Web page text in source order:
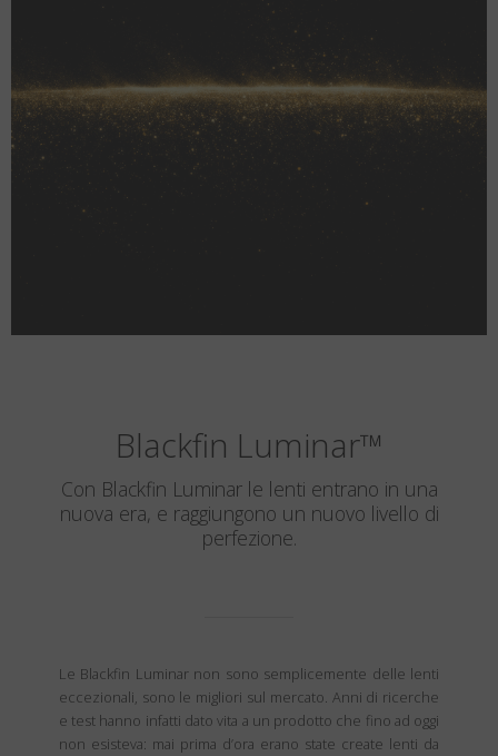
Blackfin Luminar™
Con Blackfin Luminar le lenti entrano in una
nuova era, e raggiungono un nuovo livello di
perfezione.
Le Blackfin Luminar non sono semplicemente delle lenti
eccezionali, sono le migliori sul mercato. Anni di ricerche
e test hanno infatti dato vita a un prodotto che fino ad oggi
non esisteva: mai prima d’ora erano state create lenti da